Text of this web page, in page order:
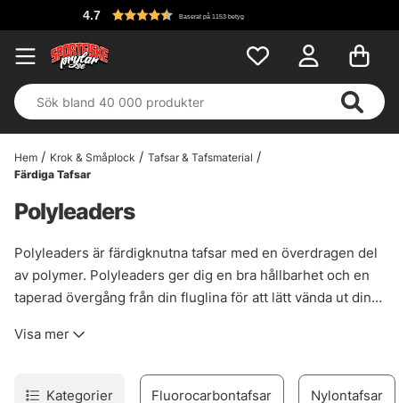
Baserat på 1153 betyg
Hem Krok & Småplock
Tafsar & Tafsmaterial
Färdiga Tafsar
Polyleaders
Polyleaders är färdigknutna tafsar med en överdragen del
av polymer. Polyleaders ger dig en bra hållbarhet och en
taperad övergång från din fluglina för att lätt vända ut din
som du kan välja mellan och olika typer av polyleaders från
Visa mer
Kategorier Fluorocarbontafsar Nylontafsar